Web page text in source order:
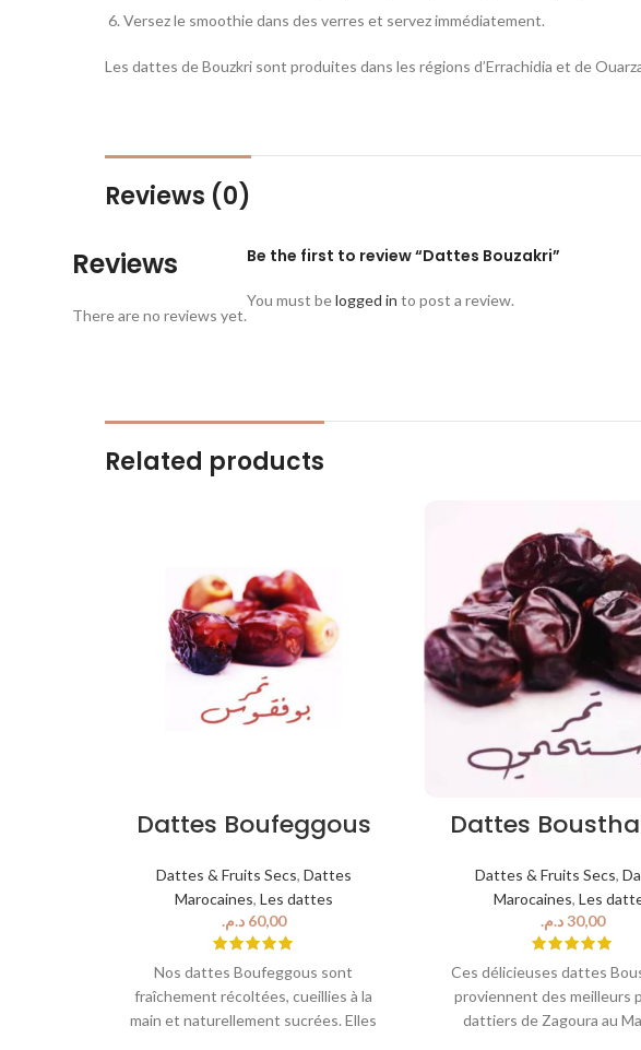
Versez le smoothie dans des verres et servez immédiatement.
Les dattes de Bouzkri sont produites dans les régions d’Errachidia et de
Reviews (0)
Reviews
There are no reviews yet.
Be the first to review “Dattes Bouzakri”
You must belogged in to post a review.
Related products
Dattes Boufeggous
Dattes & Fruits Secs, Dattes
Marocaines, Les dattes
د.م.
Nos dattes Boufeggous sont
fraîchement récoltées, cueillies à la
main et naturellement sucrées. Elles
Dattes
Dattes & Fruits Secs,
Marocaines,Les
د.م.
Ces délicieuses dattes
proviennent des meilleurs
dattiers de Zagoura au